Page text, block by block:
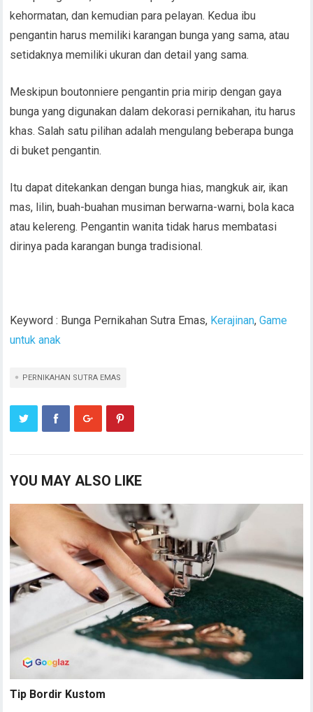
kehormatan, dan kemudian para pelayan. Kedua ibu
pengantin harus memiliki karangan bunga yang sama, atau
setidaknya memiliki ukuran dan detail yang sama.
Meskipun boutonniere pengantin pria mirip dengan gaya
bunga yang digunakan dalam dekorasi pernikahan, itu harus
khas. Salah satu pilihan adalah mengulang beberapa bunga
di buket pengantin.
Itu dapat ditekankan dengan bunga hias, mangkuk air, ikan
mas, lilin, buah-buahan musiman berwarna-warni, bola kaca
atau kelereng. Pengantin wanita tidak harus membatasi
dirinya pada karangan bunga tradisional.
Keyword : Bunga Pernikahan Sutra Emas, Kerajinan,Game
untuk anak
PERNIKAHAN SUTRA EMAS
YOU MAY ALSO LIKE
Tip Bordir Kustom